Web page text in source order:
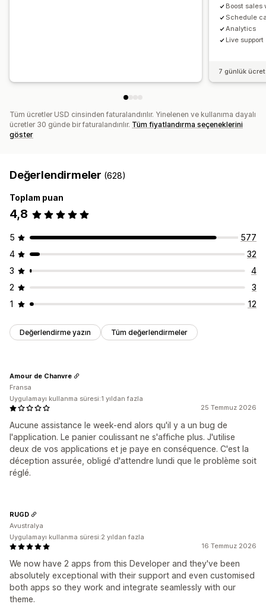
Boost sales
Schedule
Analytics
Live support
7 günlük
Tüm ücretler USD cinsinden faturalandırılır. Yinelenen ve kullanıma dayalı
ücretler 30 günde bir faturalandırılır. Tüm fiyatlandırma seçeneklerini
göster
Değerlendirmeler (628)
Toplam puan
4,8
5
577
4
32
3
4
2
3
1
12
Değerlendirme yazın Tüm değerlendirmeler
25 Temmuz 2026
Aucune assistance le week-end alors qu'il y a un bug de
l'application. Le panier coulissant ne s'affiche plus. J'utilise
deux de vos applications et je paye en conséquence. C'est la
déception assurée, obligé d'attendre lundi que le problème soit
réglé.
Amour de Chanvre
Fransa
Uygulamayı kullanma süresi:1 yıldan fazla
16 Temmuz 2026
We now have 2 apps from this Developer and they've been
absolutely exceptional with their support and even customised
both apps so they work and integrate seamlessly with our
theme.
RUGD
Avustralya
Uygulamayı kullanma süresi:2 yıldan fazla